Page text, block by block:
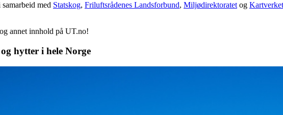
med Statskog, Friluftsrådenes Landsforbund, Miljødirektoratet og Kartverket
annet innhold på UT.no!
hytter i hele Norge